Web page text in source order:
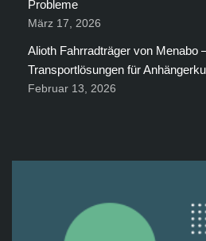
Probleme
März 17, 2026
Alioth Fahrradträger von Menabo
Transportlösungen für
Februar 13, 2026